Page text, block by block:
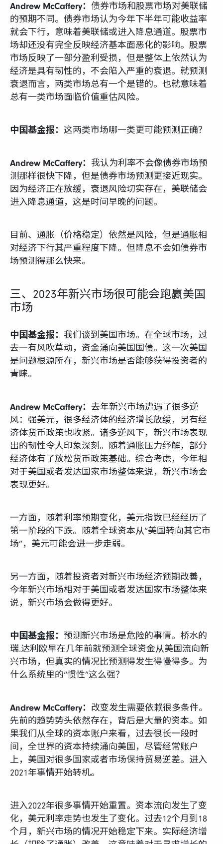
Andrew McCaffery： 债券市场和股票市场对美联储
的预期不同。债券市场认为今年下半年可能收益率
就会下行，意味着美联储或进入降息通道。股票市
场却还没有完全反映经济基本面恶化的影响。股票
市场反映了一部分盈利受损，但是整体上依然认为
经济是具有韧性的，不会陷入严重的衰退。就预测
衰退而言，两类市场总有一个是错的。也就意味着
总有一类市场面临价值重估风险。
中国基金报： 这两类市场哪一类更可能预测正确？
Andrew McCaffery： 我认为利率不会像债券市场预
测那样很快下降，但是债券市场预测更接近现实。
因为经济正在放缓，衰退风险切实存在，美联储会
进入降息通道，这是时间早晚的问题。
目前、通胀（价格稳定）依然是风险，但是通胀相
对经济下行其严重程度下降。但降息不会如债券市
场预测得那么快来。
三、2023年新兴市场很可能会跑赢美国
市场
中国基金报： 我们谈到美国市场。在全球市场，过
去一有风吹草动，资金涌向美国国债。这一次美国
是问题根源所在，新兴市场是否能够获得投资者的
青睐。
Andrew McCaffery： 去年新兴市场遭遇了很多逆
风：强美元，很多经济体的经济增长放缓，另有经
济体货币政策也收紧。诸多逆风下，新兴市场表现
出的韧性令人印象深刻。随着通胀压力纾解，部分
经济体有了放松货币政策基础。综合考虑，今年相
对于美国或者发达国家市场整体来说，新兴市场会
表现更好。
一方面，随着利率预期变化，美元指数已经经历了
第一阶段的下跌。随着全球资本从“美国转向其它市
场”，美元可能会进一步走弱。
另一方面，随着投资者对新兴市场经济预期改善，
今年新兴市场相对于美国或者发达国家市场整体来
说，新兴市场会做得更好。
中国基金报： 预测新兴市场是危险的事情。桥水的
瑞.达利欧早在几年前就预测全球资金从美国流向新
兴市场，但真实的情况比预测得发生得慢得多。为
什么系统里的“惯性”这么强？
Andrew McCaffery： 改变发生需要依赖很多条件。
先前的趋势势头依然存在，背后是大量的资本。如
果我们从全球的资本账户来看，过去很长一段时
间，全世界的资本持续涌向美国，尽管经常账户
上，美国对很多国家或者市场保持贸易逆差。进入
2021年事情开始转机。
进入2022年很多事情开始重置。资本流向发生了变
化，美元利率走势也发生了变化。过去12个月到18
个月，新兴市场的情况开始稳定下来。实际经济增